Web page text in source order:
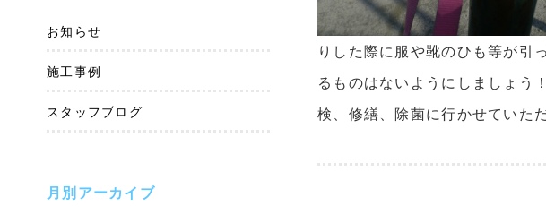
お知らせ
施工事例
スタッフブログ
月別アーカイブ
りした際に服や靴のひも等が引
るものはないようにしましょう
検、修繕、除菌に行かせていた